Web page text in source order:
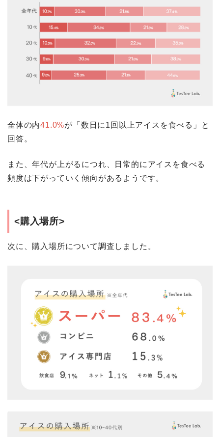
全体の内41.0%が「数日に1回以上アイスを食べる」と
回答。
また、年代が上がるにつれ、日常的にアイスを食べる
頻度は下がっていく傾向があるようです。
<購入場所>
次に、購入場所について調査しました。